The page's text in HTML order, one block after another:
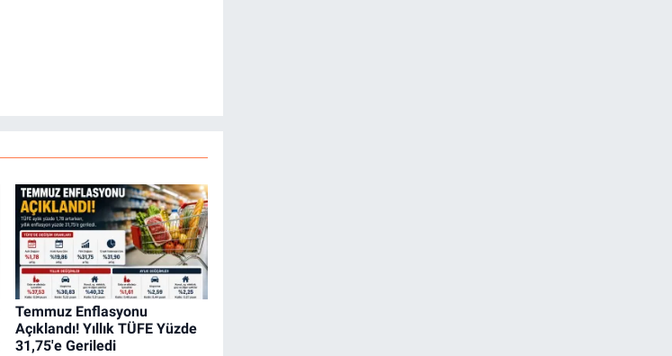
Temmuz Enflasyonu
Açıklandı! Yıllık TÜFE Yüzde
31,75'e Geriledi